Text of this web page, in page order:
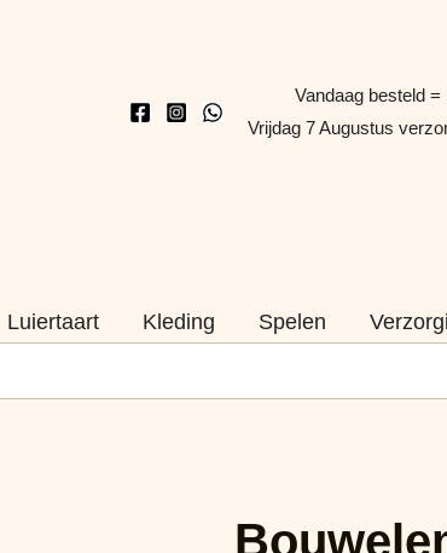
Vandaag besteld =
Vrijdag 7 Augustus
Luiertaart Kleding Spelen
aantal